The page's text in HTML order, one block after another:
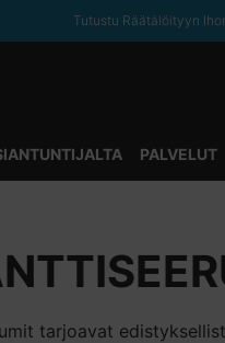
Tutustu Räätälöityyn
PALVELUT
tarjoavat